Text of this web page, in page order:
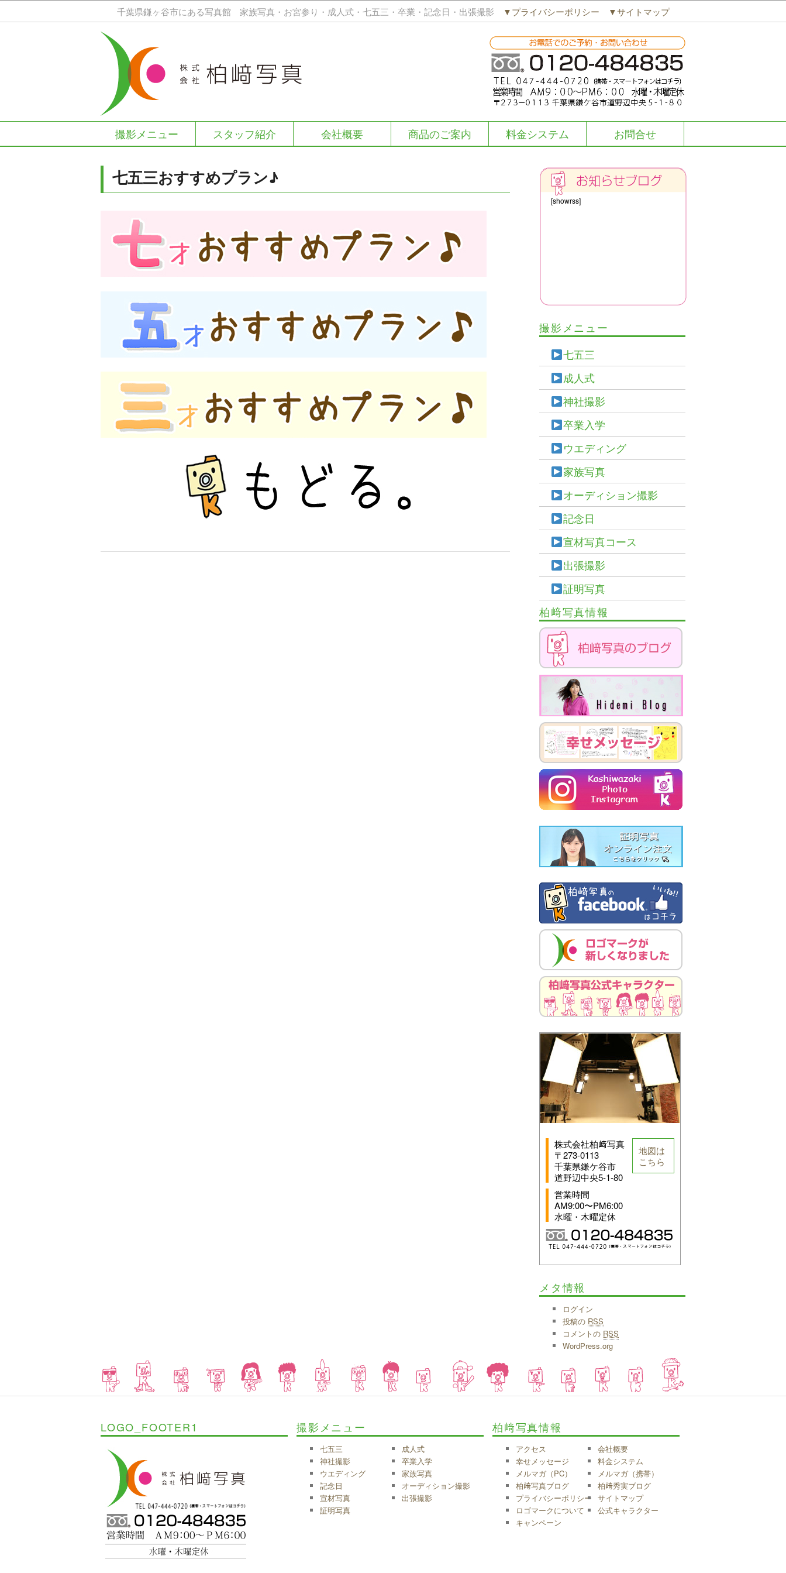
株式会社柏﨑写真
千葉県鎌ヶ谷市にある写真館 家族写真・お宮参り・成人式・七五三・卒業・記念日・出張撮影 ▼プライバシーポリシー ▼サイトマップ
メインコンテンツへ移動
サブコンテンツへ移動
撮影メニュー スタッフ紹介 会社概要 商品のご案内 料金システム お問合せ
七五三おすすめプラン♪
[showrss]
撮影メニュー
七五三
成人式
神社撮影
卒業入学
ウエディング
家族写真
オーディション撮影
記念日
宣材写真コース
出張撮影
証明写真
柏﨑写真情報
地図は
こちら
株式会社柏﨑写真
〒273-0113
千葉県鎌ケ谷市
道野辺中央5-1-80
営業時間
AM9:00〜PM6:00
水曜・木曜定休
メタ情報
ログイン
投稿の RSS
コメントの RSS
WordPress.org
LOGO_FOOTER1 撮影メニュー
七五三
成人式
神社撮影
卒業入学
ウエディング
家族写真
記念日
オーディション撮影
宣材写真
出張撮影
証明写真
柏﨑写真情報
アクセス
会社概要
幸せメッセージ
料金システム
メルマガ（PC）
メルマガ（携帯）
柏﨑写真ブログ
柏﨑秀実ブログ
プライバシーポリシー サイトマップ
ロゴマークについて
公式キャラクター
キャンペーン